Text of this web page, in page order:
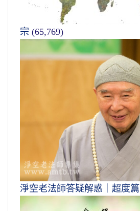
宗 (65,769)
淨空老法師答疑解惑｜超度篇